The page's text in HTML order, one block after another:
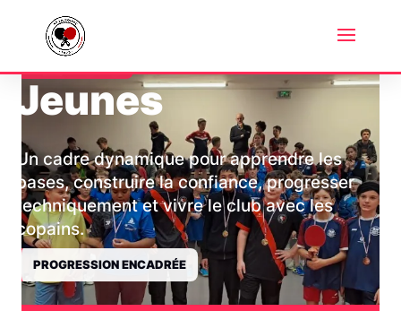
Jeunes
Un cadre dynamique pour apprendre les
bases, construire la confiance, progresser
techniquement et vivre le club avec les
copains.
PROGRESSION ENCADRÉE